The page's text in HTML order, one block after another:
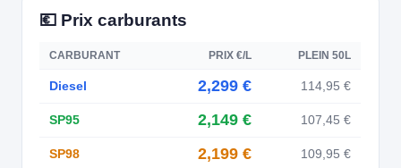
💶 Prix carburants
CARBURANT PRIX €/L PLEIN 50L
Diesel 2,299 € 114,95 €
SP95 2,149 € 107,45 €
SP98 2,199 € 109,95 €